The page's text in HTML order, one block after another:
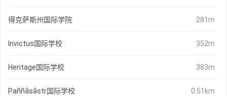
得克萨斯州国际学院 281m
Invictus国际学校 352m
Heritage国际学校 383m
Paññāsāstr国际学校 0.51km